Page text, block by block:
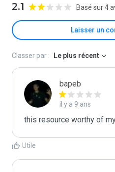
2.1 Basé sur 4
Laisser un
Classer par : Le plus récent
bapeb
il y a 9 ans
this resource worthy of
Utile